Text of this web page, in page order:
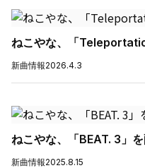
ねこやな、「
新曲情報2026.4.3
ねこやな、「BEAT. 3」
新曲情報2025.8.15